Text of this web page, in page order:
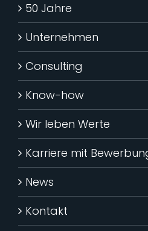
50 Jahre
Unternehmen
Consulting
Know-how
Wir leben Werte
Karriere mit
News
Kontakt